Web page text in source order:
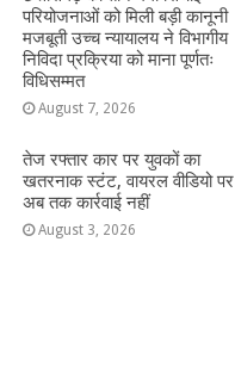
परियोजनाओं को मिली बड़ी कानूनी
मजबूती उच्च न्यायालय ने विभागीय
निविदा प्रक्रिया को माना पूर्णतः
विधिसम्मत
August 7, 2026
तेज रफ्तार कार पर युवकों का
खतरनाक स्टंट, वायरल वीडियो पर
अब तक कार्रवाई नहीं
August 3, 2026